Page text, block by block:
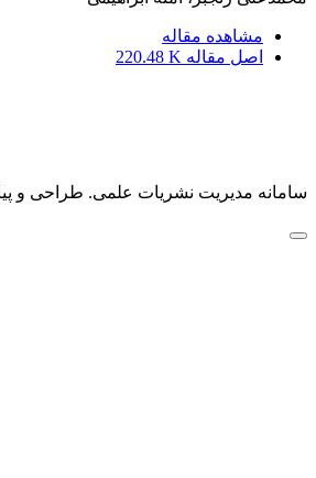
مشاهده مقاله
اصل مقاله 220.48 K
سامانه مدیریت نشریات علمی. طراحی و